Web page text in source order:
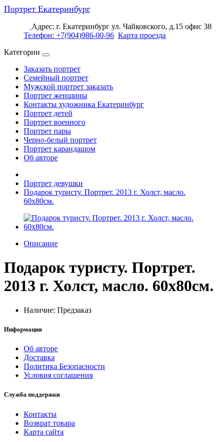
Портрет Екатеринбург
Адрес: г. Екатеринбург ул. Чайковского, д.15 офис 38
Телефон: +7(904)986-00-96 Карта проезда
Категории
Заказать портрет
Семейный портрет
Мужской портрет заказать
Портрет женщины
Контакты художника Екатеринбург
Портрет детей
Портрет военного
Портрет пары
Черно-белый портрет
Портрет карандашом
Об авторе
Портрет девушки
Подарок туристу. Портрет. 2013 г. Холст, масло.
60х80см.
Описание
Подарок туристу. Портрет.
2013 г. Холст, масло. 60х80см.
Наличие: Предзаказ
Информация
Об авторе
Доставка
Политика Безопасности
Условия соглашения
Служба поддержки
Контакты
Возврат товара
Карта сайта